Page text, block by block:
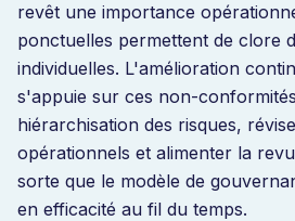
revêt une importance
ponctuelles permettent de clore
individuelles. L'amélioration
s'appuie sur ces non-
hiérarchisation des risques,
opérationnels et alimenter la
sorte que le modèle de
en efficacité au fil du temps.